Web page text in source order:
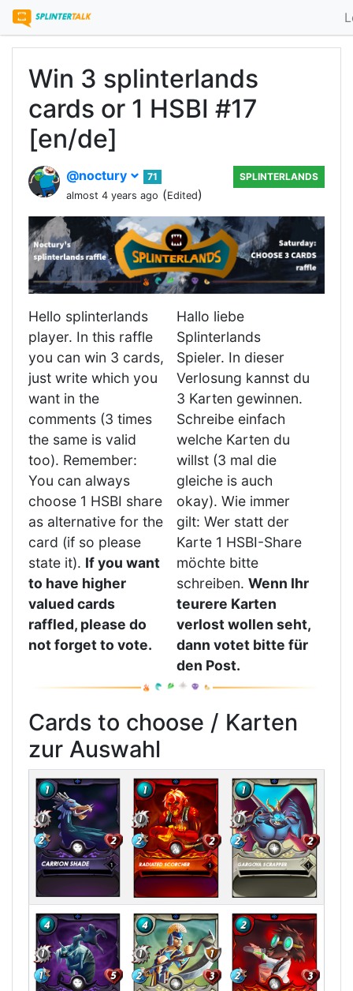
Win 3 splinterlands
cards or 1 HSBI #17
[en/de]
@noctury
71
almost 4 years ago (Edited)
SPLINTERLANDS
Hello splinterlands
player. In this raffle
you can win 3 cards,
just write which you
want in the
comments (3 times
the same is valid
too). Remember:
You can always
choose 1 HSBI share
as alternative for the
card (if so please
state it). If you want
to have higher
valued cards
raffled, please do
not forget to vote.
Hallo liebe
Splinterlands
Spieler. In dieser
Verlosung kannst du
3 Karten gewinnen.
Schreibe einfach
welche Karten du
willst (3 mal die
gleiche is auch
okay). Wie immer
gilt: Wer statt der
Karte 1 HSBI-Share
möchte bitte
schreiben. Wenn Ihr
teurere Karten
verlost wollen seht,
dann votet bitte für
den Post.
Cards to choose / Karten
zur Auswahl